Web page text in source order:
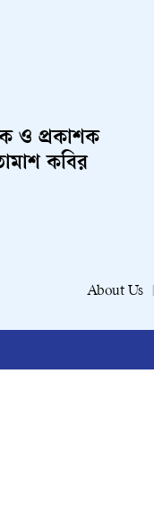
ও প্রকাশক
কবির
About Us